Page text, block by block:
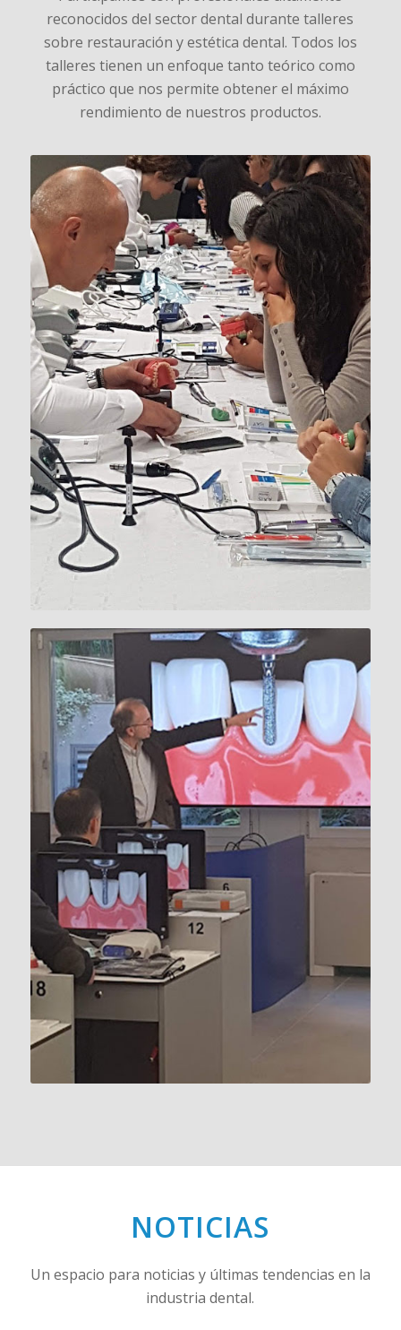
reconocidos del sector dental durante talleres
sobre restauración y estética dental. Todos los
talleres tienen un enfoque tanto teórico como
práctico que nos permite obtener el máximo
rendimiento de nuestros productos.
NOTICIAS
Un espacio para noticias y últimas tendencias en la
industria dental.